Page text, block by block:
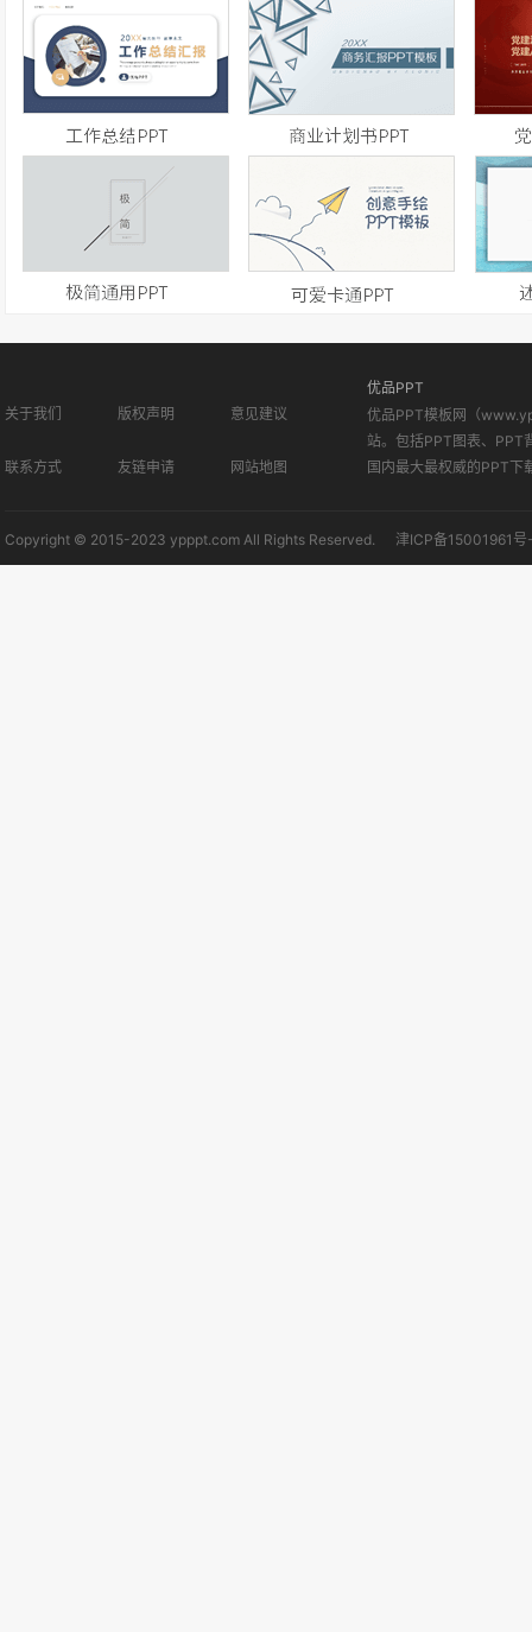
关于我们 版权声明 意见建议
联系方式 友链申请 网站地图
优品PPT
优品PPT模板网（
站。包括PPT图表、PPT
国内最大最权威的PPT下
Copyright © 2015-2023 ypppt.com All Rights Reserved. 津ICP备15001961号